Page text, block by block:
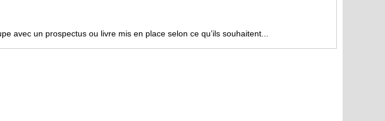
avec un prospectus ou livre mis en place selon ce qu’ils souhaitent...